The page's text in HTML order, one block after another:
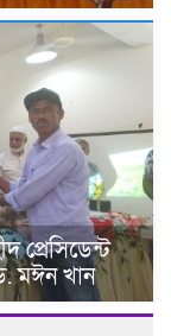
প্রেসিডেন্ট
মঈন খান